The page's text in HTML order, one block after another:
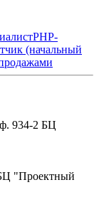
PHP-
(начальный
934-2 БЦ
"Проектный